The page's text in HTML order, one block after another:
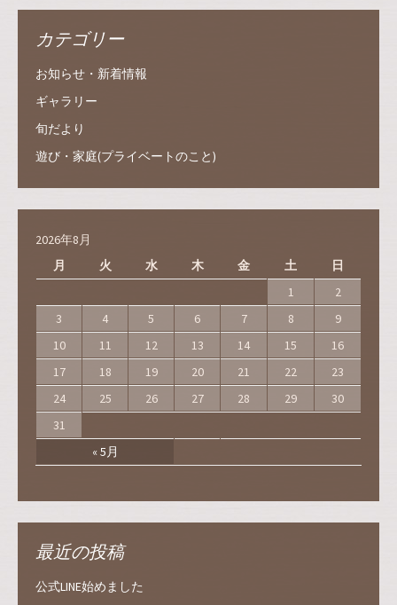
カテゴリー
お知らせ・新着情報
ギャラリー
旬だより
遊び・家庭(プライベートのこと)
2026年8月
月
火 水 木 金 土 日
« 5月
1
2
3
4 5 6 7 8
9
10
11 12 13 14 15
16
17
18 19 20 21 22
23
24
25 26 27 28 29
30
31
最近の投稿
公式LINE始めました